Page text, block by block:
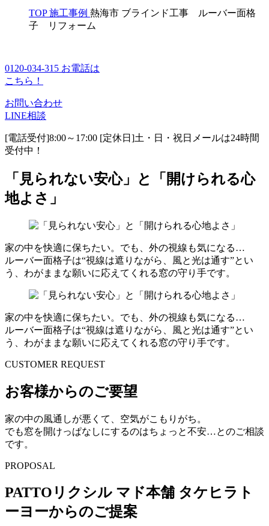
TOP 施工事例 熱海市 ブラインド工事 ルーバー面格
子 リフォーム
0120-034-315 お電話は
こちら！
お問い合わせ
LINE相談
[電話受付]8:00～17:00 [定休日]土・日・祝日 メールは24時間
受付中！
「見られない安心」と「開けられる心
地よさ」
家の中を快適に保ちたい。でも、外の視線も気になる…
ルーバー面格子は“視線は遮りながら、風と光は通す”とい
う、わがままな願いに応えてくれる窓の守り手です。
家の中を快適に保ちたい。でも、外の視線も気になる…
ルーバー面格子は“視線は遮りながら、風と光は通す”とい
う、わがままな願いに応えてくれる窓の守り手です。
CUSTOMER REQUEST
お客様からのご要望
家の中の風通しが悪くて、空気がこもりがち。
でも窓を開けっぱなしにするのはちょっと不安…とのご相談
です。
PROPOSAL
PATTOリクシル マド本舗 タケヒラト
ーヨーからのご提案